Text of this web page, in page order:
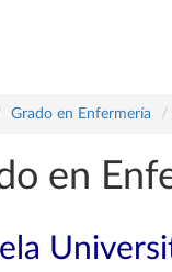
Grado en Enfermería
en